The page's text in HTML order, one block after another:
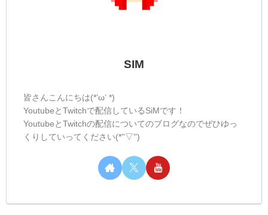
SIM
皆さんこんにちは(*‘ω‘ *)
YoutubeとTwitchで配信しているSiMです！
YoutubeとTwitchの配信についてのブログなのでぜひゆっ
くりしていってください(*''▽'')